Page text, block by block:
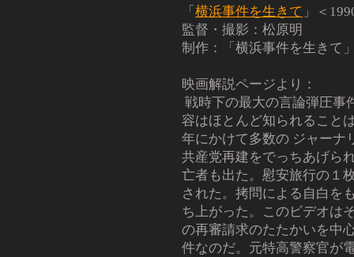
「 横浜事件を生きて 」＜
監督・撮影：松原明
制作：「横浜事件を生きて
映画解説ページより：
戦時下の最大の言論弾圧事
容はほとんど知られること
年にかけて多数の ジャーナ
共産党再建をでっちあげら
亡者も出た。慰安旅行の１
された。拷問による自白を
ち上がった。このビデオは
の再審請求のたたかいを中
件なのだ。元特高警察官が